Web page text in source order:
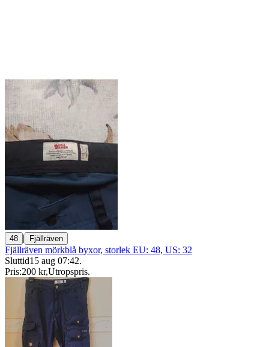
48 | Fjällräven
Fjällräven mörkblå byxor, storlek EU: 48, US: 32
Sluttid15 aug 07:42.
Pris:200 kr,Utropspris.